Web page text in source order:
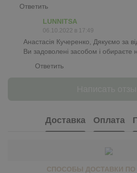
Ответить
LUNNITSA
06.10.2022 в 17:49
Анастасія Кучеренко, Дякуємо за
Ви задоволені засобом і обираєте
Ответить
Доставка Оплата
СПОСОБЫ ДОСТАВКИ ПО